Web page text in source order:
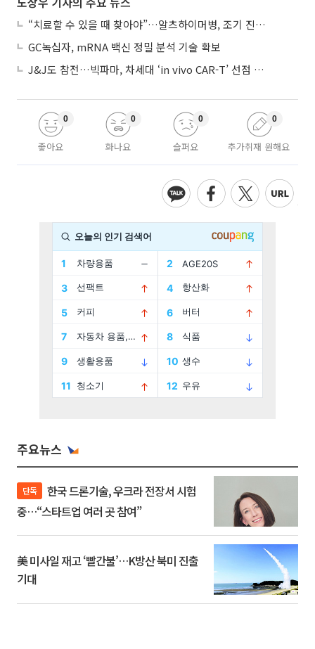
“치료할 수 있을 때 찾아야”…알츠하이머병, 조기 진단 중요성 커진다
GC녹십자, mRNA 백신 정밀 분석 기술 확보
J&J도 참전…빅파마, 차세대 ‘in vivo CAR-T’ 선점 경쟁 본격화
좋아요
0
화나요
0
슬퍼요
0
추가취재 원해요
0
주요뉴스
단독
중…“스타트업 여러 곳 참여”
美 미사일 재고 ‘빨간불’…K방산 북미 진출
기대